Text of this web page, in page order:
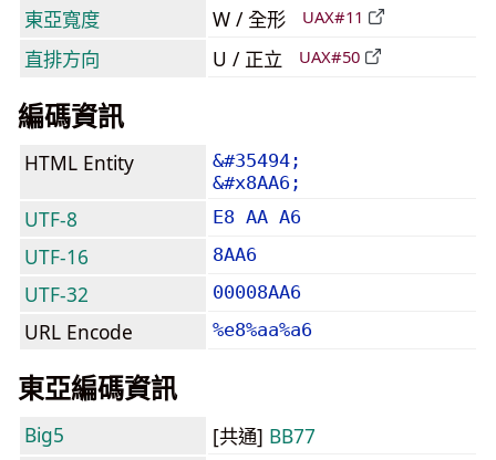
東亞寬度
W / 全形 UAX#11
直排方向 U / 正立 UAX#50
編碼資訊
HTML Entity
&#35494;
&#x8AA6;
UTF-8 E8 AA A6
UTF-16 8AA6
UTF-32 00008AA6
URL Encode %e8%aa%a6
東亞編碼資訊
Big5 [共通] BB77